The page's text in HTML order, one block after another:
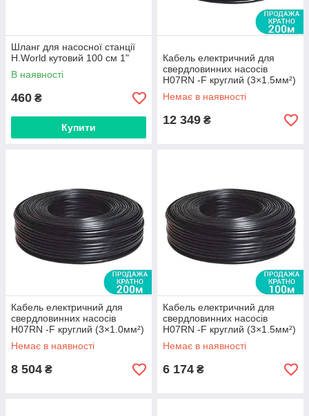
Шланг для насосної станції
H.World кутовий 100 см 1"
В наявності
460 ₴
Купити
Кабель електричний для
свердловинних насосів
H07RN -F круглий (3×1.5мм²)
200м Dongyin (779945)
Немає в наявності
12 349 ₴
Кабель електричний для
свердловинних насосів
H07RN -F круглий (3×1.0мм²)
200м Dongyin (779943)
Немає в наявності
8 504 ₴
Кабель електричний для
свердловинних насосів
H07RN -F круглий (3×1.5мм²)
100м DONGYIN (779935)
Немає в наявності
6 174 ₴